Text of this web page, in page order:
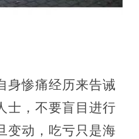
身惨痛经历来告诫
士，不要盲目进行
变动，吃亏只是海